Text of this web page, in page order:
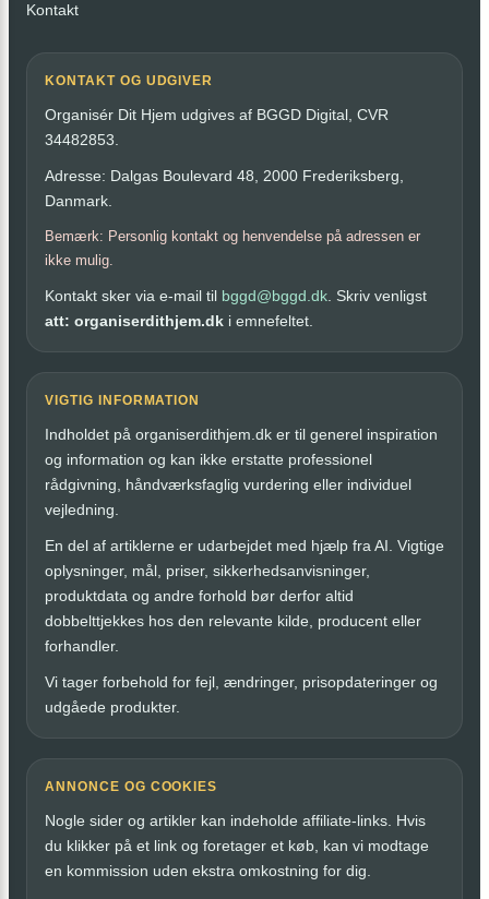
Kontakt
KONTAKT OG UDGIVER
Organisér Dit Hjem udgives af BGGD Digital, CVR
34482853.
Adresse: Dalgas Boulevard 48, 2000 Frederiksberg,
Danmark.
Bemærk: Personlig kontakt og henvendelse på adressen er
ikke mulig.
Kontakt sker via e-mail til bggd@bggd.dk . Skriv venligst
att: organiserdithjem.dk i emnefeltet.
VIGTIG INFORMATION
Indholdet på organiserdithjem.dk er til generel inspiration
og information og kan ikke erstatte professionel
rådgivning, håndværksfaglig vurdering eller individuel
vejledning.
En del af artiklerne er udarbejdet med hjælp fra AI. Vigtige
oplysninger, mål, priser, sikkerhedsanvisninger,
produktdata og andre forhold bør derfor altid
dobbelttjekkes hos den relevante kilde, producent eller
forhandler.
Vi tager forbehold for fejl, ændringer, prisopdateringer og
udgåede produkter.
ANNONCE OG COOKIES
Nogle sider og artikler kan indeholde affiliate-links. Hvis
du klikker på et link og foretager et køb, kan vi modtage
en kommission uden ekstra omkostning for dig.